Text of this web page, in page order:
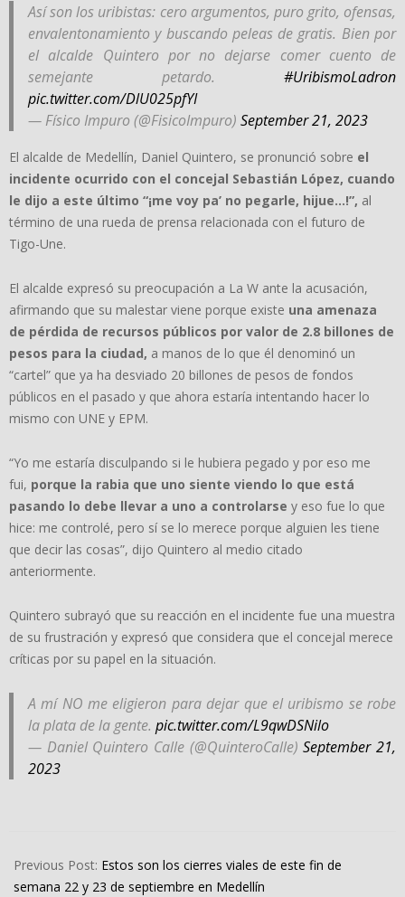
Así son los uribistas: cero argumentos, puro grito, ofensas,
envalentonamiento y buscando peleas de gratis. Bien por
el alcalde Quintero por no dejarse comer cuento de
semejante petardo. #UribismoLadron
pic.twitter.com/DlU025pfYI
— Físico Impuro (@FisicoImpuro) September 21, 2023
El alcalde de Medellín, Daniel Quintero, se pronunció sobre el
incidente ocurrido con el concejal Sebastián López, cuando
le dijo a este último “¡me voy pa’ no pegarle, hijue…!”, al
término de una rueda de prensa relacionada con el futuro de
Tigo-Une.
El alcalde expresó su preocupación a La W ante la acusación,
afirmando que su malestar viene porque existe una amenaza
de pérdida de recursos públicos por valor de 2.8 billones de
pesos para la ciudad, a manos de lo que él denominó un
“cartel” que ya ha desviado 20 billones de pesos de fondos
públicos en el pasado y que ahora estaría intentando hacer lo
mismo con UNE y EPM.
“Yo me estaría disculpando si le hubiera pegado y por eso me
fui, porque la rabia que uno siente viendo lo que está
pasando lo debe llevar a uno a controlarse y eso fue lo que
hice: me controlé, pero sí se lo merece porque alguien les tiene
que decir las cosas”, dijo Quintero al medio citado
anteriormente.
Quintero subrayó que su reacción en el incidente fue una muestra
de su frustración y expresó que considera que el concejal merece
críticas por su papel en la situación.
A mí NO me eligieron para dejar que el uribismo se robe
la plata de la gente. pic.twitter.com/L9qwDSNilo
— Daniel Quintero Calle (@QuinteroCalle)September 21,
2023
09-
22
Previous Post: Estos son los cierres viales de este fin de
semana 22 y 23 de septiembre en Medellín